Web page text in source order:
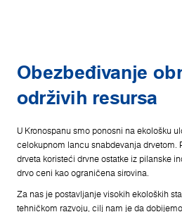
Obezbeđivanje
održivih resursa
U Kronospanu smo ponosni na ekološku
celokupnom lancu snabdevanja drvetom.
drveta koristeći drvne ostatke iz pilanske
drvo ceni kao ograničena sirovina.
Za nas je postavljanje visokih ekoloških
tehničkom razvoju, cilj nam je da